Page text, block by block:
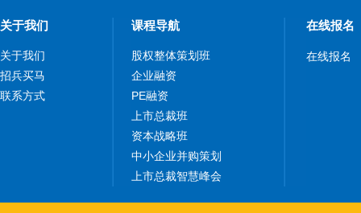
关于我们
关于我们
招兵买马
联系方式
课程导航
股权整体策划班
企业融资
PE融资
上市总裁班
资本战略班
中小企业并购策划
上市总裁智慧峰会
在线报名
在线报名